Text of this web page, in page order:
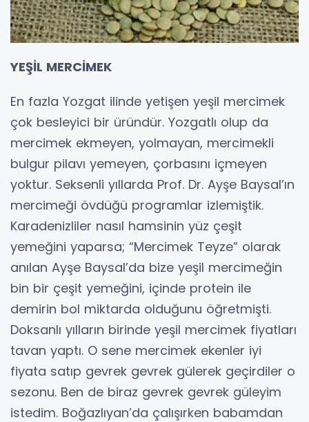
YEŞİL MERCİMEK
En fazla Yozgat ilinde yetişen yeşil mercimek
çok besleyici bir üründür. Yozgatlı olup da
mercimek ekmeyen, yolmayan, mercimekli
bulgur pilavı yemeyen, çorbasını içmeyen
yoktur. Seksenli yıllarda Prof. Dr. Ayşe Baysal’ın
mercimeği övdüğü programlar izlemiştik.
Karadenizliler nasıl hamsinin yüz çeşit
yemeğini yaparsa; “Mercimek Teyze” olarak
anılan Ayşe Baysal’da bize yeşil mercimeğin
bin bir çeşit yemeğini, içinde protein ile
demirin bol miktarda olduğunu öğretmişti.
Doksanlı yılların birinde yeşil mercimek fiyatları
tavan yaptı. O sene mercimek ekenler iyi
fiyata satıp gevrek gevrek gülerek geçirdiler o
sezonu. Ben de biraz gevrek gevrek güleyim
istedim. Boğazlıyan’da çalışırken babamdan